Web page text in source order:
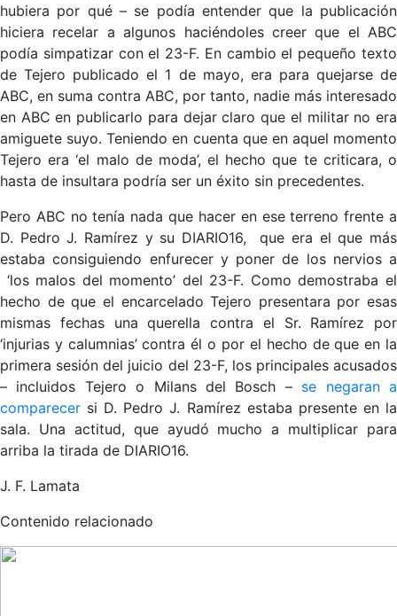
hubiera por qué – se podía entender que la publicación
hiciera recelar a algunos haciéndoles creer que el ABC
podía simpatizar con el 23-F. En cambio el pequeño texto
de Tejero publicado el 1 de mayo, era para quejarse de
ABC, en suma contra ABC, por tanto, nadie más interesado
en ABC en publicarlo para dejar claro que el militar no era
amiguete suyo. Teniendo en cuenta que en aquel momento
Tejero era ‘el malo de moda’, el hecho que te criticara, o
hasta de insultara podría ser un éxito sin precedentes.
Pero ABC no tenía nada que hacer en ese terreno frente a
D. Pedro J. Ramírez y su DIARIO16, que era el que más
estaba consiguiendo enfurecer y poner de los nervios a
‘los malos del momento’ del 23-F. Como demostraba el
hecho de que el encarcelado Tejero presentara por esas
mismas fechas una querella contra el Sr. Ramírez por
‘injurias y calumnias’ contra él o por el hecho de que en la
primera sesión del juicio del 23-F, los principales acusados
– incluidos Tejero o Milans del Bosch – se negaran a
comparecer si D. Pedro J. Ramírez estaba presente en la
sala. Una actitud, que ayudó mucho a multiplicar para
arriba la tirada de DIARIO16.
J. F. Lamata
Contenido relacionado